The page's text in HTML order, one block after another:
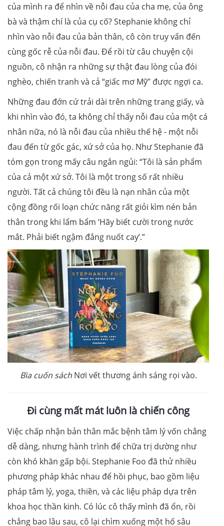
của mình ra để nhìn về nỗi đau của cha mẹ, của ông
bà và thậm chí là của cụ cố? Stephanie không chỉ
nhìn vào nỗi đau của bản thân, cô còn truy vấn đến
cùng gốc rễ của nỗi đau. Để rồi từ câu chuyện cội
nguồn, cô nhận ra những sự thật đau lòng của đói
nghèo, chiến tranh và cả “giấc mơ Mỹ” được ngợi ca.
Những đau đớn cứ trải dài trên những trang giấy, và
khi nhìn vào đó, ta không chỉ thấy nỗi đau của một cá
nhân nữa, nó là nỗi đau của nhiều thế hệ - một nỗi
đau đến từ gốc gác, xứ sở của họ. Như Stephanie đã
tóm gọn trong mấy câu ngắn ngủi: “Tôi là sản phẩm
của cả một xứ sở. Tôi là một trong số rất nhiều
người. Tất cả chúng tôi đều là nạn nhân của một
cộng đồng rối loạn chức năng rất giỏi kìm nén bản
thân trong khi lẩm bẩm ‘Hãy biết cười trong nước
mắt. Phải biết ngậm đắng nuốt cay’.”
Bìa cuốn sách Nơi vết thương ánh sáng rọi vào.
Đi cùng mất mát luôn là chiến công
Việc chấp nhận bản thân mắc bệnh tâm lý vốn chẳng
dễ dàng, nhưng hành trình để chữa trị dường như
còn khó khăn gấp bội. Stephanie Foo đã thử nhiều
phương pháp khác nhau để hồi phục, bao gồm liệu
pháp tâm lý, yoga, thiền, và các liệu pháp dựa trên
khoa học thần kinh. Có lúc cô thấy mình đã ổn, rồi
chẳng bao lâu sau, cô lại chìm xuống một hố sâu